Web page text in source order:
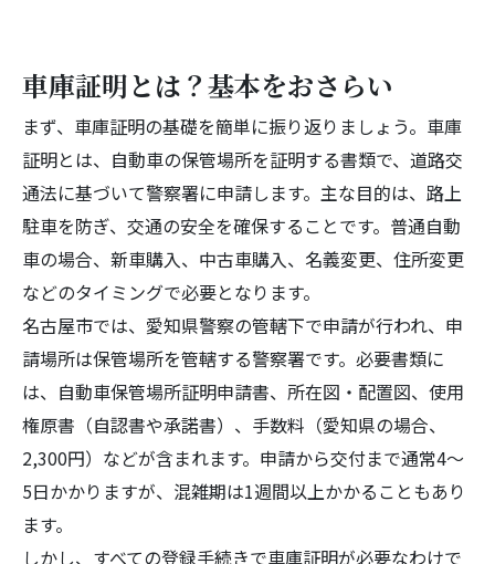
車庫証明とは？基本をおさらい
まず、車庫証明の基礎を簡単に振り返りましょう。車庫
証明とは、自動車の保管場所を証明する書類で、道路交
通法に基づいて警察署に申請します。主な目的は、路上
駐車を防ぎ、交通の安全を確保することです。普通自動
車の場合、新車購入、中古車購入、名義変更、住所変更
などのタイミングで必要となります。
名古屋市では、愛知県警察の管轄下で申請が行われ、申
請場所は保管場所を管轄する警察署です。必要書類に
は、自動車保管場所証明申請書、所在図・配置図、使用
権原書（自認書や承諾書）、手数料（愛知県の場合、
2,300円）などが含まれます。申請から交付まで通常4～
5日かかりますが、混雑期は1週間以上かかることもあり
ます。
しかし、すべての登録手続きで車庫証明が必要なわけで